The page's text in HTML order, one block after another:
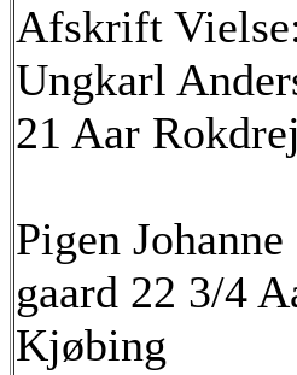
Afskrift
Ungkarl
21 Aar
Pigen
gaard 22 3/4
Kjøbing